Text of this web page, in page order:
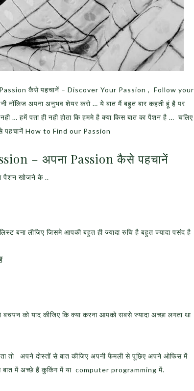
कैसे पहचानें – Discover Your Passion , Follow your
नॉलिज अपना अनुभव शेयर करो … ये बात मैं बहुत बार कहती हूं है पर
… हमें पता ही नही होता कि हममे है क्या किस बात का पैशन है … चलिए
पहचानें How to Find our Passion
– अपना Passion कैसे पहचानें
पैशन खोजने के ..
बना लीजिए जिसमे आपकी बहुत ही ज्यादा रुचि है बहुत ज्यादा पसंद है
को याद कीजिए कि क्या करना आपको सबसे ज्यादा अच्छा लगता था
तो अपने दोस्तों से बात कीजिए अपनी फैमली से पूछिए अपने ओफिस में
बात में अच्छे हैं कुकिंग में या computer programming में.